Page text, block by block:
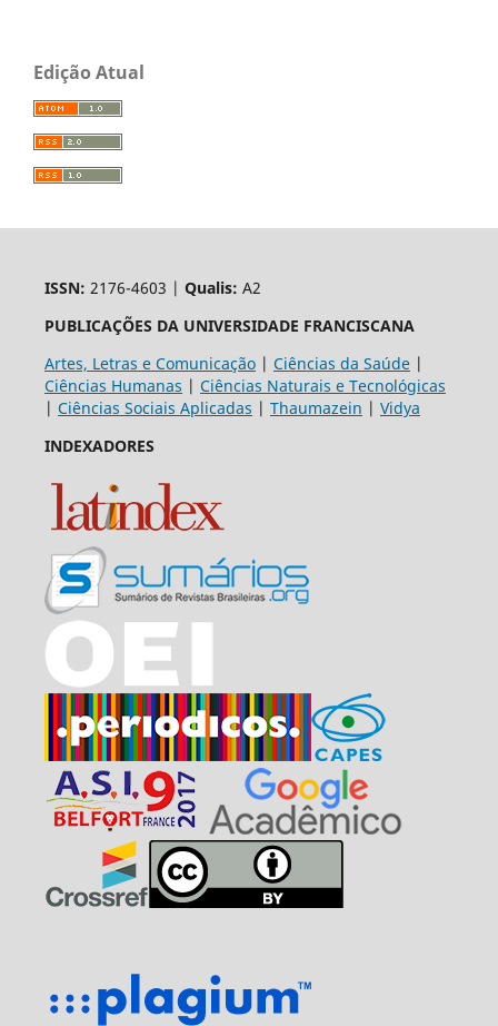
Edição Atual
ISSN: 2176-4603 | Qualis: A2
PUBLICAÇÕES DA UNIVERSIDADE FRANCISCANA
Artes, Letras e Comunicação| Ciências da Saúde|
Ciências Humanas | Ciências Naturais e Tecnológicas
| Ciências Sociais Aplicadas | Thaumazein | Vidya
INDEXADORES